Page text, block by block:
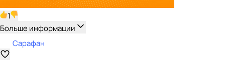
1
Больше информации
Сарафан